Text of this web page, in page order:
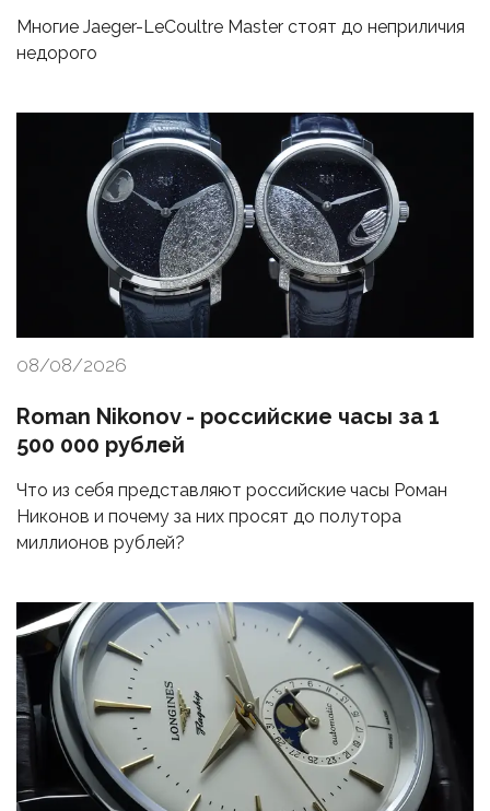
Многие Jaeger-LeCoultre Master стоят до неприличия
недорого
08/08/2026
Roman Nikonov - российские часы за 1
500 000 рублей
Что из себя представляют российские часы Роман
Никонов и почему за них просят до полутора
миллионов рублей?